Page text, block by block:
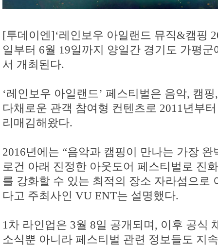
[투데이엔]‘레인보우 아일랜드 뮤직&캠핑
일부터 6월 19일까지 양일간 경기도 가평
서 개최된다.
‘레인보우 아일랜드’ 페스티벌은 음악, 캠
다채로운 관객 참여형 컨텐츠로 2011년부
리매김해왔다.
2016년에는 “음악과 캠핑이 만나는 가장 완
로건 아래 진정한 아웃도어 페스티벌로 진
를 강화할 수 있는 최적의 장소 자라섬으로
다고 주최사인 VU ENT는 설명했다.
1차 라인업은 3월 8일 공개되며, 이후 공식
소식뿐 아니라 페스티벌 관련 정보들도 지